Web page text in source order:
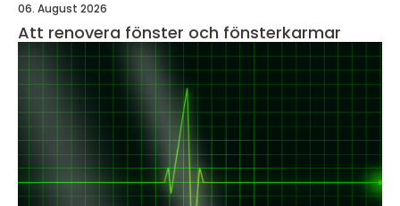
06. August 2026
Att renovera fönster och fönsterkarmar